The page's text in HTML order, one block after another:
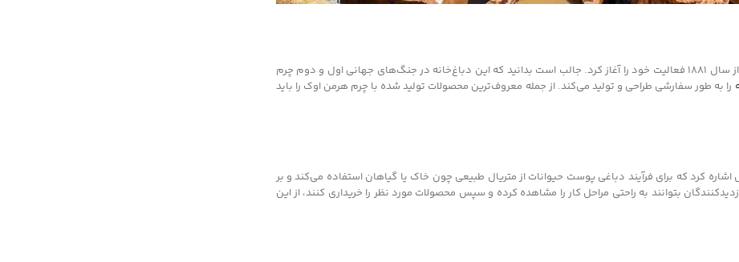
یکی از معروف‌ترین مراکز تولید چرم در ایالات متحده آمریکا هرمن اوک است که از سال 1881 فعالیت خود را آغاز کرد. جالب است بدانید که این دباغ‌خانه در جنگ‌های جهانی اول و دوم چرم
را به طور سفارشی طراحی و تولید می‌کند. از جمله معروف‌ترین محصولات تولید شده با چرم هرمن اوک را باید
اشاره کرد که برای فرآیند دباغی پوست حیوانات از متریال طبیعی چون خاک یا گیاهان استفاده می‌کند و بر
بتوانند به راحتی مراحل کار را مشاهده کرده و سپس محصولات مورد نظر را خریداری کنند، از این